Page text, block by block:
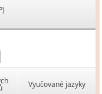
Vyučované jazyky